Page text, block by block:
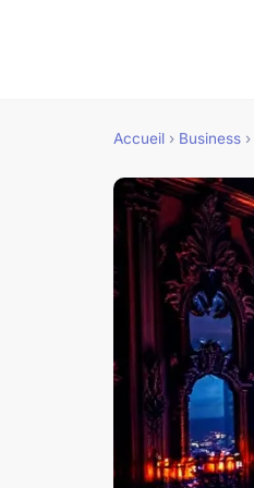
Accueil › Business ›